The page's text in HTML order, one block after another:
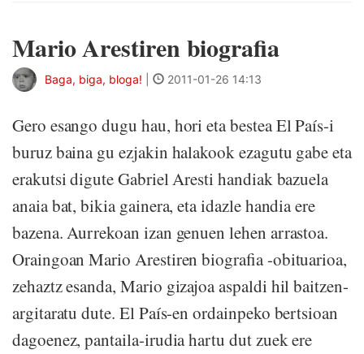
Mario Arestiren biografia
Baga, biga, bloga! 2011-01-26 14:13
Gero esango dugu hau, hori eta bestea El País-i
buruz baina gu ezjakin halakook ezagutu gabe eta
erakutsi digute Gabriel Aresti handiak bazuela
anaia bat, bikia gainera, eta idazle handia ere
bazena. Aurrekoan izan genuen lehen arrastoa.
Oraingoan Mario Arestiren biografia -obituarioa,
zehaztz esanda, Mario gizajoa aspaldi hil baitzen-
argitaratu dute. El País-en ordainpeko bertsioan
dagoenez, pantaila-irudia hartu dut zuek ere